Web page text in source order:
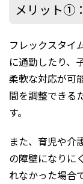
メリット①
フレックスタイ
に通勤したり、
柔軟な対応が可
間を調整できる
す。
また、育児や介
の障壁になりに
れなかった場合